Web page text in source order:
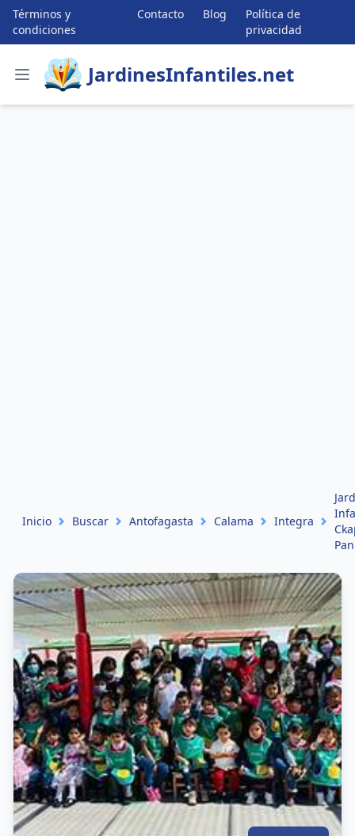
Términos y
condiciones
Contacto Blog
Política de
privacidad
JardinesInfantiles.net
Inicio Buscar Antofagasta Calama Integra